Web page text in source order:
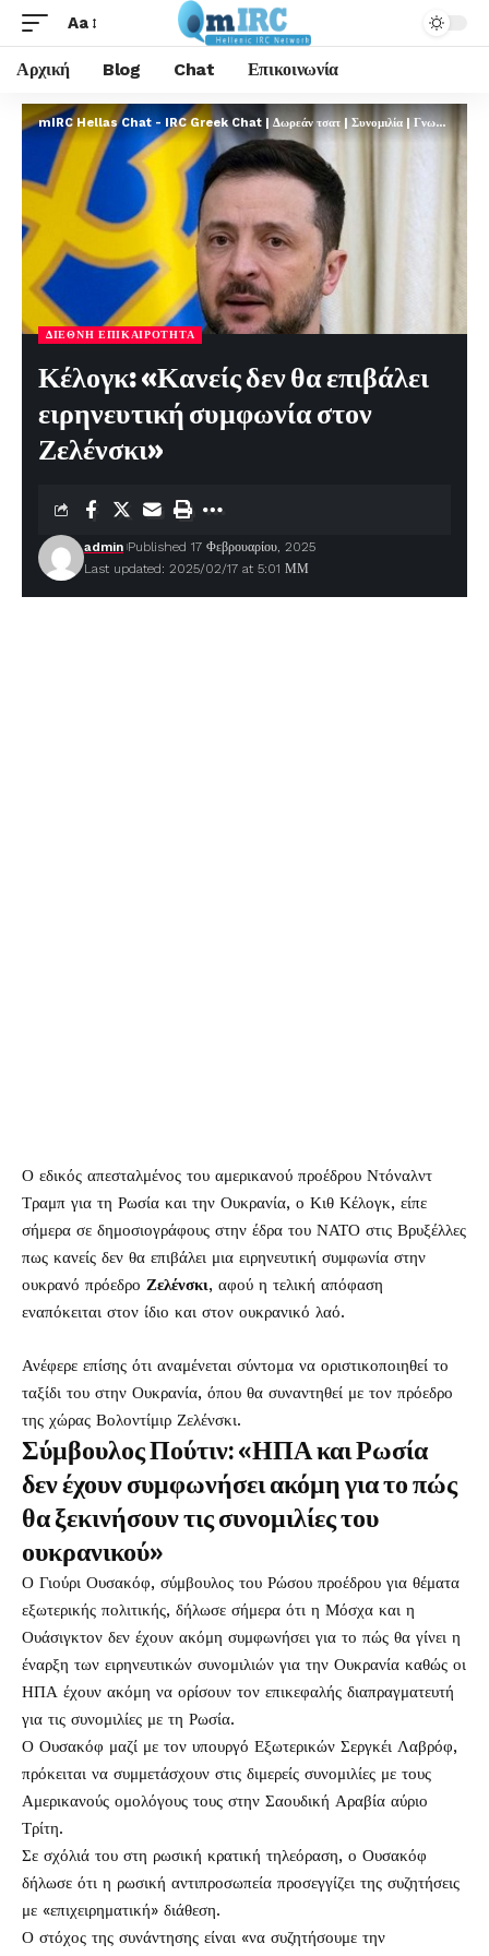
Aa
Αρχική Blog Chat Επικοινωνία
mIRC Hellas Chat - IRC Greek Chat | Δωρεάν τσατ | Συνομιλία | Γνωριμίες | FREE
ΔΙΕΘΝΉ ΕΠΙΚΑΙΡΌΤΗΤΑ
Κέλογκ: «Κανείς δεν θα επιβάλει
ειρηνευτική συμφωνία στον
Ζελένσκι»
Last updated: 2025/02/17 at 5:01 ΜΜ
admin Published 17 Φεβρουαρίου, 2025
Ο εδικός απεσταλμένος του αμερικανού προέδρου Ντόναλντ
Τραμπ για τη Ρωσία και την Ουκρανία, ο Κιθ Κέλογκ, είπε
σήμερα σε δημοσιογράφους στην έδρα του ΝΑΤΟ στις Βρυξέλλες
πως κανείς δεν θα επιβάλει μια ειρηνευτική συμφωνία στην
ουκρανό πρόεδρο Ζελένσκι, αφού η τελική απόφαση
εναπόκειται στον ίδιο και στον ουκρανικό λαό.
Ανέφερε επίσης ότι αναμένεται σύντομα να οριστικοποιηθεί το
ταξίδι του στην Ουκρανία, όπου θα συναντηθεί με τον πρόεδρο
της χώρας Βολοντίμιρ Ζελένσκι.
Σύμβουλος Πούτιν: «ΗΠΑ και Ρωσία
δεν έχουν συμφωνήσει ακόμη για το πώς
θα ξεκινήσουν τις συνομιλίες του
ουκρανικού»
Ο Γιούρι Ουσακόφ, σύμβουλος του Ρώσου προέδρου για θέματα
εξωτερικής πολιτικής, δήλωσε σήμερα ότι η Μόσχα και η
Ουάσιγκτον δεν έχουν ακόμη συμφωνήσει για το πώς θα γίνει η
έναρξη των ειρηνευτικών συνομιλιών για την Ουκρανία καθώς οι
ΗΠΑ έχουν ακόμη να ορίσουν τον επικεφαλής διαπραγματευτή
για τις συνομιλίες με τη Ρωσία.
Ο Ουσακόφ μαζί με τον υπουργό Εξωτερικών Σεργκέι Λαβρόφ,
πρόκειται να συμμετάσχουν στις διμερείς συνομιλίες με τους
Αμερικανούς ομολόγους τους στην Σαουδική Αραβία αύριο
Τρίτη.
Σε σχόλιά του στη ρωσική κρατική τηλεόραση, ο Ουσακόφ
δήλωσε ότι η ρωσική αντιπροσωπεία προσεγγίζει της συζητήσεις
με «επιχειρηματική» διάθεση.
Ο στόχος της συνάντησης είναι «να συζητήσουμε την